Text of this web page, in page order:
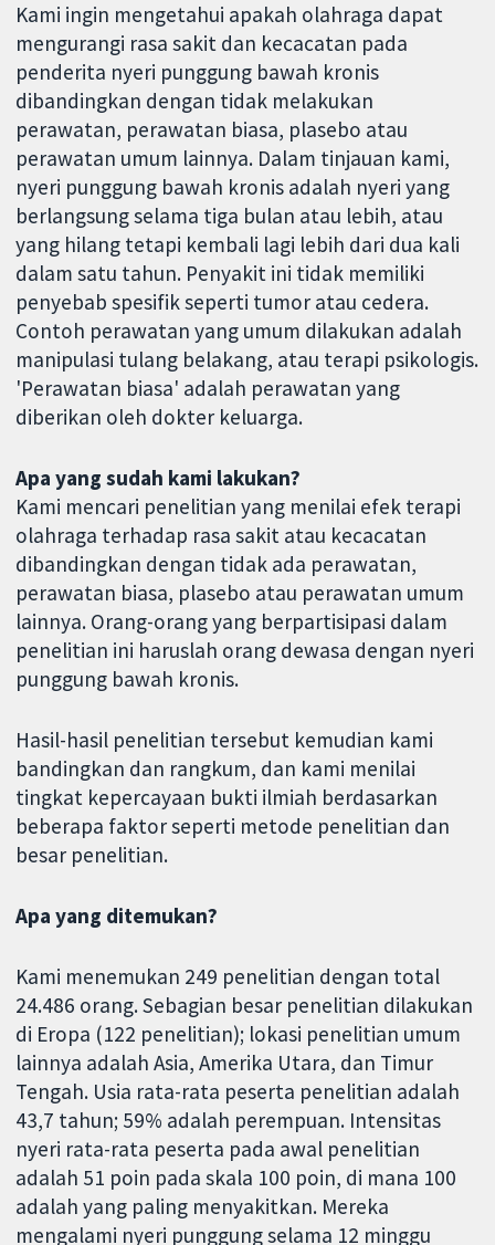
Kami ingin mengetahui apakah olahraga dapat
mengurangi rasa sakit dan kecacatan pada
penderita nyeri punggung bawah kronis
dibandingkan dengan tidak melakukan
perawatan, perawatan biasa, plasebo atau
perawatan umum lainnya. Dalam tinjauan kami,
nyeri punggung bawah kronis adalah nyeri yang
berlangsung selama tiga bulan atau lebih, atau
yang hilang tetapi kembali lagi lebih dari dua kali
dalam satu tahun. Penyakit ini tidak memiliki
penyebab spesifik seperti tumor atau cedera.
Contoh perawatan yang umum dilakukan adalah
manipulasi tulang belakang, atau terapi psikologis.
'Perawatan biasa' adalah perawatan yang
diberikan oleh dokter keluarga.
Apa yang sudah kami lakukan?
Kami mencari penelitian yang menilai efek terapi
olahraga terhadap rasa sakit atau kecacatan
dibandingkan dengan tidak ada perawatan,
perawatan biasa, plasebo atau perawatan umum
lainnya. Orang-orang yang berpartisipasi dalam
penelitian ini haruslah orang dewasa dengan nyeri
punggung bawah kronis.
Hasil-hasil penelitian tersebut kemudian kami
bandingkan dan rangkum, dan kami menilai
tingkat kepercayaan bukti ilmiah berdasarkan
beberapa faktor seperti metode penelitian dan
besar penelitian.
Apa yang ditemukan?
Kami menemukan 249 penelitian dengan total
24.486 orang. Sebagian besar penelitian dilakukan
di Eropa (122 penelitian); lokasi penelitian umum
lainnya adalah Asia, Amerika Utara, dan Timur
Tengah. Usia rata-rata peserta penelitian adalah
43,7 tahun; 59% adalah perempuan. Intensitas
nyeri rata-rata peserta pada awal penelitian
adalah 51 poin pada skala 100 poin, di mana 100
adalah yang paling menyakitkan. Mereka
mengalami nyeri punggung selama 12 minggu